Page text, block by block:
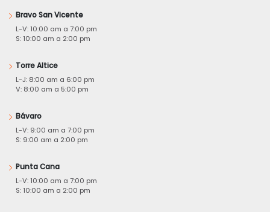
Bravo San Vicente
L-V: 10:00 am a 7:00 pm
S: 10:00 am a 2:00 pm
Torre Altice
L-J: 8:00 am a 6:00 pm
V: 8:00 am a 5:00 pm
Bávaro
L-V: 9:00 am a 7:00 pm
S: 9:00 am a 2:00 pm
Punta Cana
L-V: 10:00 am a 7:00 pm
S: 10:00 am a 2:00 pm